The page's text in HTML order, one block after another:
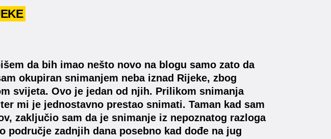
da bih imao nešto novo na blogu samo zato da
okupiran snimanjem neba iznad Rijeke, zbog
svijeta. Ovo je jedan od njih. Prilikom snimanja
mi je jednostavno prestao snimati. Taman kad sam
zaključio sam da je snimanje iz nepoznatog razloga
područje zadnjih dana posebno kad dođe na jug